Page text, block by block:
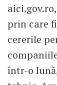
prin care
cererile
într-o